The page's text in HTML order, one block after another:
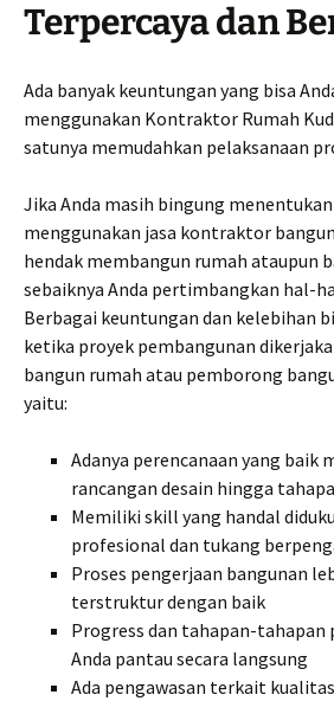
Terpercaya dan
Ada banyak keuntungan yang bisa
menggunakan Kontraktor Rumah
satunya memudahkan pelaksanaan
Jika Anda masih bingung
menggunakan jasa kontraktor
hendak membangun rumah ataupun
sebaiknya Anda pertimbangkan hal-
Berbagai keuntungan dan kelebihan
ketika proyek pembangunan
bangun rumah atau pemborong
yaitu:
Adanya perencanaan yang baik
rancangan desain hingga
Memiliki skill yang handal
profesional dan tukang
Proses pengerjaan bangunan
terstruktur dengan baik
Progress dan tahapan-tahapan
Anda pantau secara langsung
Ada pengawasan terkait